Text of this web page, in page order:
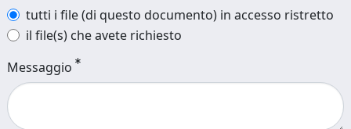
tutti i file (di questo documento) in accesso ristretto
il file(s) che avete richiesto
Messaggio